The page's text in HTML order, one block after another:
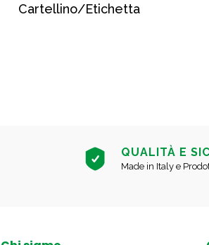
Cartellino/etichetta
QUALITÀ E
Made in Italy e